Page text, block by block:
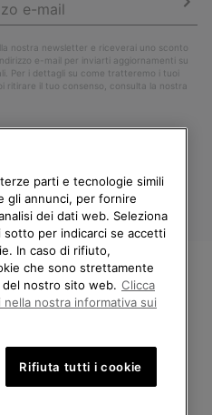
nostra newsletter e riceverai uno sconto
e-mail per inviarti aggiornamenti su
Per i dettagli su come tratteremo i tuoi
ritirare il tuo consenso, consulta la nostra
Avenue des Morgines, 12 1213
riservati.
A IN SOREL.
PAESE DI
disponibile
parti e tecnologie simili
gli annunci, per fornire
dei dati web. Seleziona
sotto per indicarci se accetti
In caso di rifiuto,
che sono strettamente
nostro sito web. Clicca
nostra informativa sui
Rifiuta tutti i cookie